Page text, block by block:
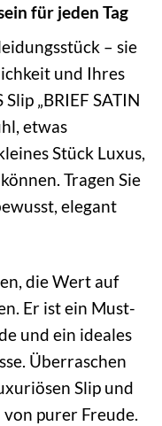
für jeden Tag
– sie
und Ihres
„BRIEF SATIN
etwas
Stück Luxus,
Tragen Sie
elegant
die Wert auf
Er ist ein Must-
und ein ideales
Überraschen
Slip und
purer Freude.